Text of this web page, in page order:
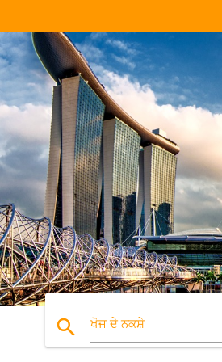
search ਖੋਜ ਦੇ ਨਕਸ਼ੇ